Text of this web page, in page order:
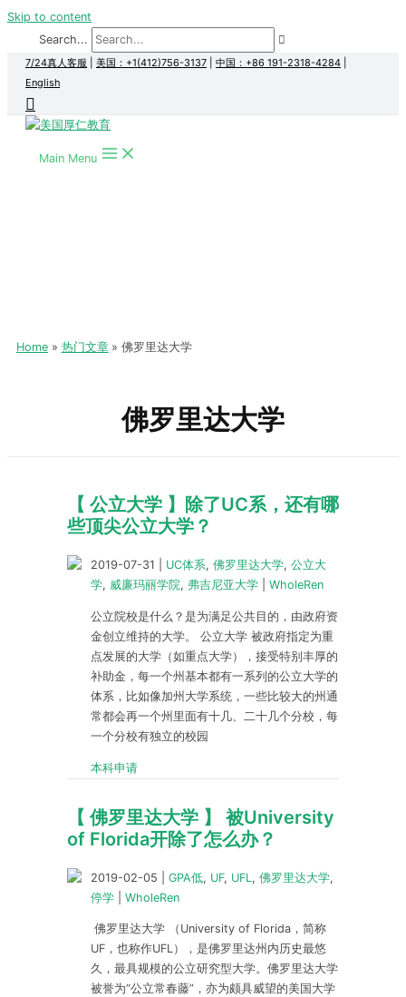
Skip to content
Search...
7/24真人客服 美国：+1(412)756-3137 中国：+86 191-2318-4284
English
Main Menu
Home 热门文章 佛罗里达大学
佛罗里达大学
【 公立大学 】除了UC系，还有哪
些顶尖公立大学？
2019-07-31 UC体系, 佛罗里达大学, 公立大
学, 威廉玛丽学院, 弗吉尼亚大学 WholeRen
公立院校是什么？是为满足公共目的，由政府资
金创立维持的大学。 公立大学 被政府指定为重
点发展的大学（如重点大学），接受特别丰厚的
补助金，每一个州基本都有一系列的公立大学的
体系，比如像加州大学系统，一些比较大的州通
常都会再一个州里面有十几、二十几个分校，每
一个分校有独立的校园
本科申请
【 佛罗里达大学 】 被University
of Florida开除了怎么办？
2019-02-05 GPA低, UF, UFL , 佛罗里达大学,
停学
WholeRen
佛罗里达大学 （University of Florida，简称
UF，也称作UFL），是佛罗里达州内历史最悠
久，最具规模的公立研究型大学。佛罗里达大学
被誉为“公立常春藤”，亦为颇具威望的美国大学